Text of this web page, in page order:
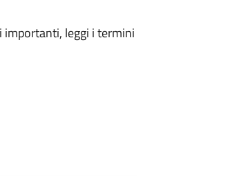
importanti, leggi i termini